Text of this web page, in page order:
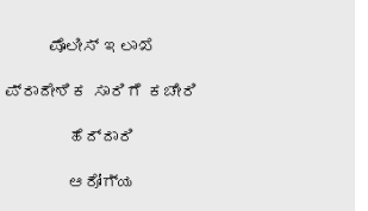
ಪೊಲೀಸ್ ಇಲಾಖೆ
ಪ್ರಾದೇಶಿಕ ಸಾರಿಗೆ ಕಚೇರಿ
ಹೆದ್ದಾರಿ
ಆರೋಗ್ಯ